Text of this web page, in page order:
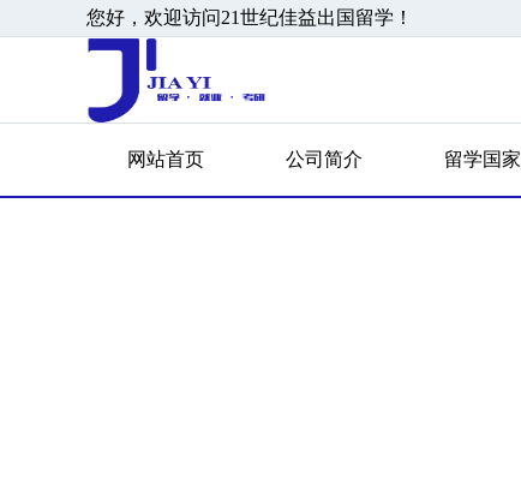
您好，欢迎访问21世纪佳益出国留学！
网站首页 公司简介 留学国家